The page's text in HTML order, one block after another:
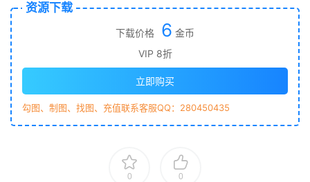
资源下载
下载价格 6 金币
VIP 8折
立即购买
勾图、制图、找图、充值联系客服QQ：280450435
0 0